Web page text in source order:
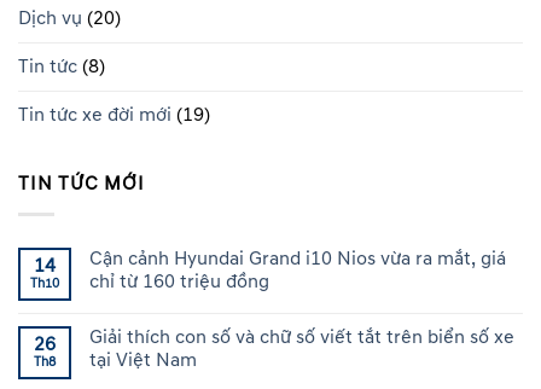
Dịch vụ (20)
Tin tức (8)
Tin tức xe đời mới (19)
TIN TỨC MỚI
14
Th10
Cận cảnh Hyundai Grand i10 Nios vừa ra mắt, giá
chỉ từ 160 triệu đồng
26
Th8
Giải thích con số và chữ số viết tắt trên biển số xe
tại Việt Nam